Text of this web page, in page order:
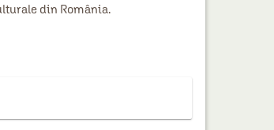
din România.